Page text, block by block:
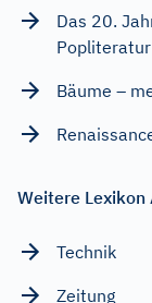
Das 20.
Popliteratur
Bäume –
Weitere Lexikon
Technik
Zeitung